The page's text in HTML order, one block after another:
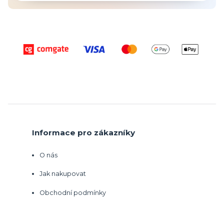
Informace pro zákazníky
O nás
Jak nakupovat
Obchodní podmínky